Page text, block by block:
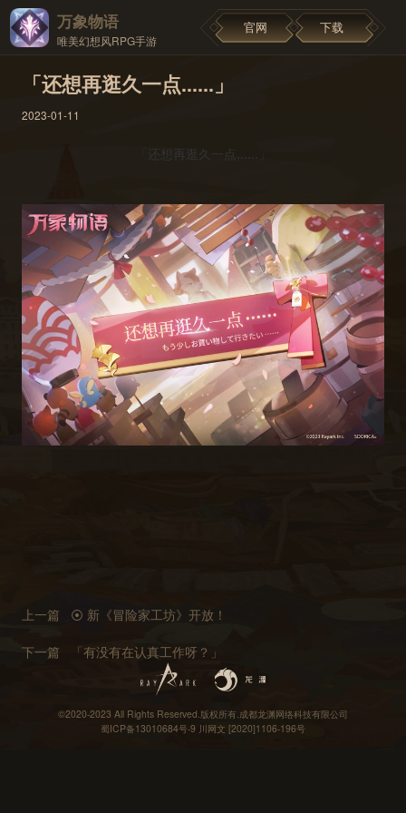
万象物语
唯美幻想风RPG手游
官网 下载
「还想再逛久一点......」
2023-01-11
「还想再逛久一点......」
上一篇 ⦿ 新《冒险家工坊》开放！
下一篇 「有没有在认真工作呀？」
©2020-2023 All Rights Reserved.版权所有.成都龙渊网络科技有限公司
蜀ICP备13010684号-9 川网文 [2020]1106-196号